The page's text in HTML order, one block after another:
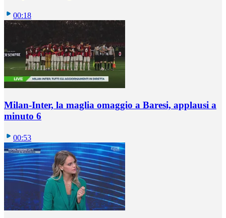
00:18
Milan-Inter, la maglia omaggio a Baresi, applausi a
minuto 6
00:53